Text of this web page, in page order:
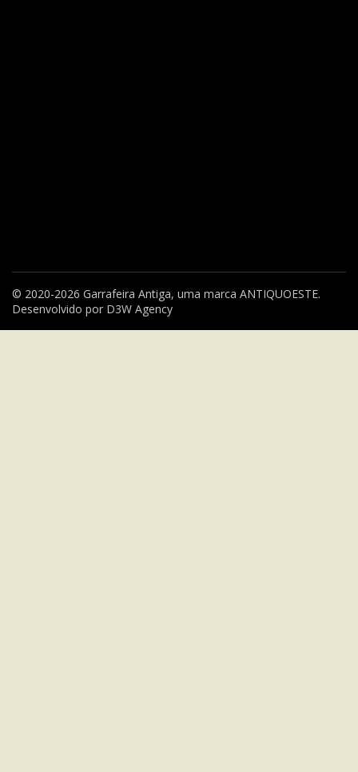
© 2020-2026 Garrafeira Antiga, uma marca ANTIQUOESTE.
Desenvolvido por D3W Agency